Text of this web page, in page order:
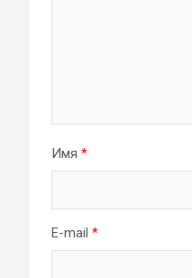
Имя *
E-mail *